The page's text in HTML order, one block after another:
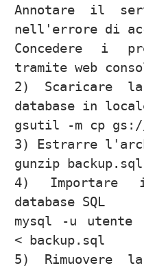
Annotare il
nell'errore di
Concedere i
tramite web
2) Scaricare
database in
gsutil -m cp
3) Estrarre
gunzip
4)
database SQL
mysql -u utente
< backup.sql
5) Rimuovere